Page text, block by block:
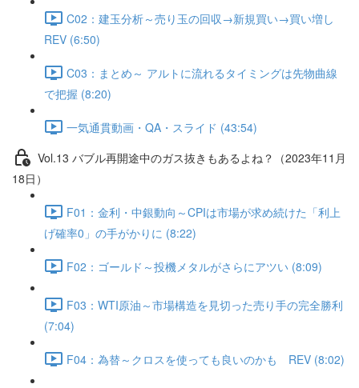
C02：建玉分析～売り玉の回収→新規買い→買い増し
REV (6:50)
C03：まとめ～ アルトに流れるタイミングは先物曲線
で把握 (8:20)
一気通貫動画・QA・スライド (43:54)
Vol.13 バブル再開途中のガス抜きもあるよね？（2023年11月
18日）
F01：金利・中銀動向～CPIは市場が求め続けた「利上
げ確率0」の手がかりに (8:22)
F02：ゴールド～投機メタルがさらにアツい (8:09)
F03：WTI原油～市場構造を見切った売り手の完全勝利
(7:04)
F04：為替～クロスを使っても良いのかも REV (8:02)